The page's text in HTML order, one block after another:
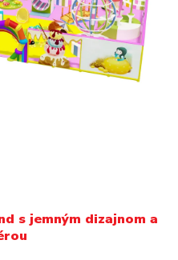
s jemným dizajnom a